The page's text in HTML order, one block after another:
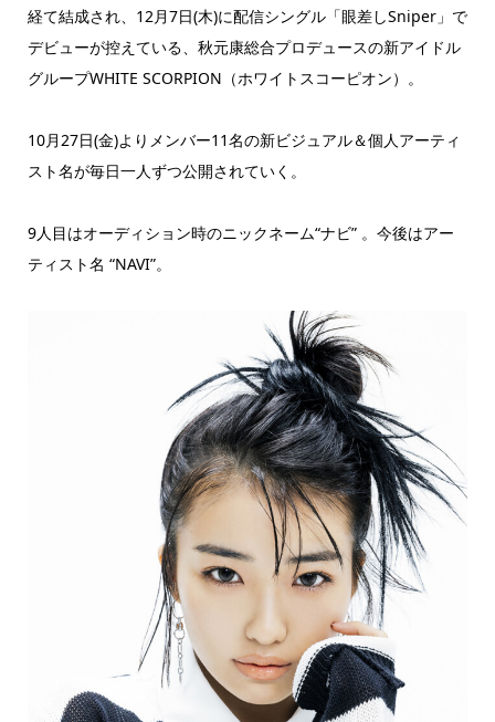
経て結成され、12月7日(木)に配信シングル「眼差しSniper」で
デビューが控えている、秋元康総合プロデュースの新アイドル
グループWHITE SCORPION（ホワイトスコーピオン）。
10月27日(金)よりメンバー11名の新ビジュアル＆個人アーティ
スト名が毎日一人ずつ公開されていく。
9人目はオーディション時のニックネーム“ナビ” 。今後はアー
ティスト名 “NAVI”。